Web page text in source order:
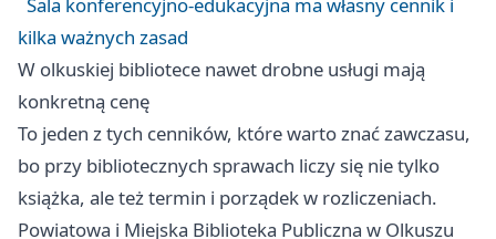
Sala konferencyjno-edukacyjna ma własny cennik i
kilka ważnych zasad
W olkuskiej bibliotece nawet drobne usługi mają
konkretną cenę
To jeden z tych cenników, które warto znać zawczasu,
bo przy bibliotecznych sprawach liczy się nie tylko
książka, ale też termin i porządek w rozliczeniach.
Powiatowa i Miejska Biblioteka Publiczna w Olkuszu